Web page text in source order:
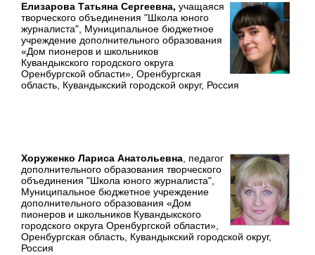
Елизарова Татьяна Сергеевна, учащаяся
творческого объединения "Школа юного
журналиста", Муниципальное бюджетное
учреждение дополнительного образования
«Дом пионеров и школьников
Кувандыкского городского округа
Оренбургской области», Оренбургская
область, Кувандыкский городской округ, Россия
Хоруженко Лариса Анатольевна , педагог
дополнительного образования творческого
объединения "Школа юного журналиста",
Муниципальное бюджетное учреждение
дополнительного образования «Дом
пионеров и школьников Кувандыкского
городского округа Оренбургской области»,
Оренбургская область, Кувандыкский городской округ,
Россия